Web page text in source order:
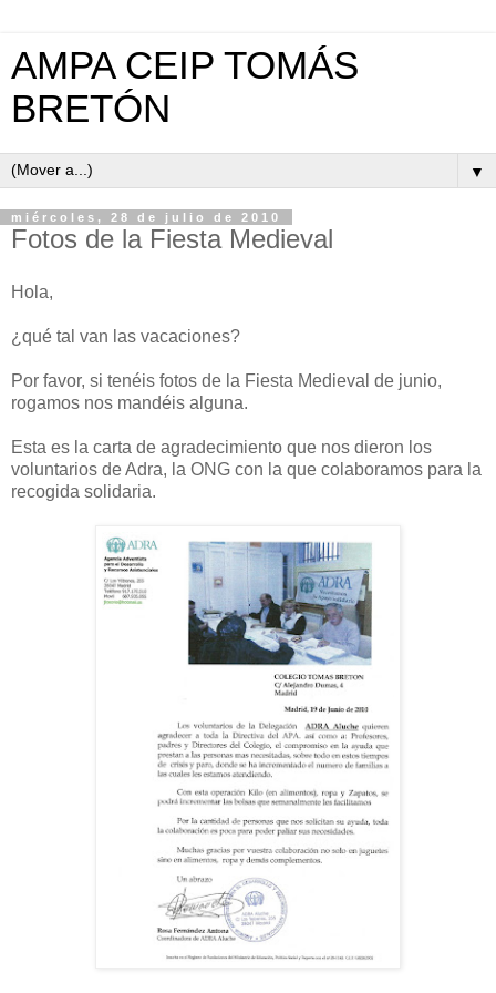
AMPA CEIP TOMÁS
BRETÓN
▼
miércoles, 28 de julio de 2010
Fotos de la Fiesta Medieval
Hola,
¿qué tal van las vacaciones?
Por favor, si tenéis fotos de la Fiesta Medieval de junio,
rogamos nos mandéis alguna.
Esta es la carta de agradecimiento que nos dieron los
voluntarios de Adra, la ONG con la que colaboramos para la
recogida solidaria.